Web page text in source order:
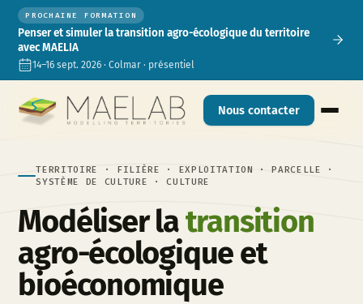
PROCHAINE FORMATION
Penser et simuler la transition agro-écologique du territoire
avec MAELIA
14–16 sept. 2026 · Colmar · présentiel
Nous contacter
TERRITOIRE · FILIÈRE · EXPLOITATION · PARCELLE ·
SYSTÈME DE CULTURE · CULTURE
Modéliser latransition
agro-écologique et
bioéconomique